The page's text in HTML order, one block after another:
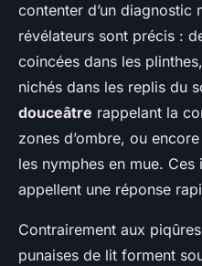
contenter d’un diagnostic
révélateurs sont précis :
coincées dans les
nichés dans les replis du
douceâtre rappelant la
zones d’ombre, ou
les nymphes en mue.
appellent une réponse
Contrairement aux
punaises de lit forment